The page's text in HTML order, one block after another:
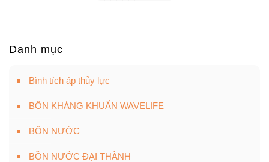
Danh mục
Bình tích áp thủy lực
BỒN KHÁNG KHUẨN WAVELIFE
BỒN NƯỚC
BỒN NƯỚC ĐẠI THÀNH